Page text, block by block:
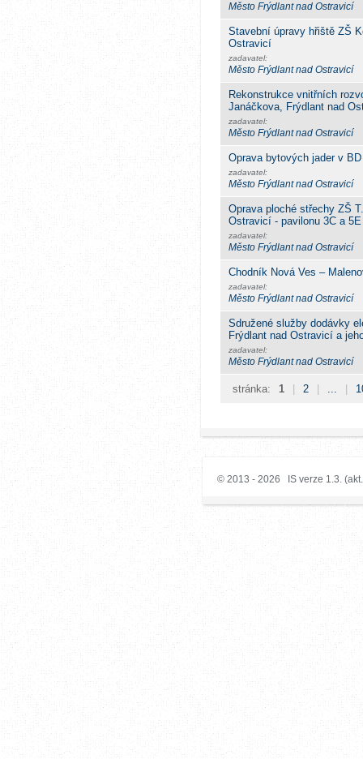
Město Frýdlant nad Ostravicí
Stavební úpravy hřiště ZŠ
Ostravicí
zadavatel:
Město Frýdlant nad Ostravicí
Rekonstrukce vnitřních
Janáčkova, Frýdlant nad
zadavatel:
Město Frýdlant nad Ostravicí
Oprava bytových jader v
zadavatel:
Město Frýdlant nad Ostravicí
Oprava ploché střechy ZŠ
Ostravicí - pavilonu 3C a 5E
zadavatel:
Město Frýdlant nad Ostravicí
Chodník Nová Ves –
zadavatel:
Město Frýdlant nad Ostravicí
Sdružené služby dodávky
Frýdlant nad Ostravicí a
zadavatel:
Město Frýdlant nad Ostravicí
stránka: 1 2 ...
© 2013 - 2026 IS verze 1.3.